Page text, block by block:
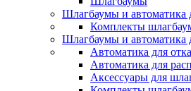
Шлагбаумы и автоматика
Комплекты
Шлагбаумы и автоматика
Автоматика для
Автоматика для
Аксессуары для